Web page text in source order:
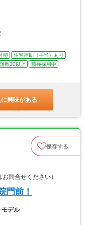
能
住宅補助（手当）あり
数30以上
積極採用中
興味がある
保存する
問合せください）
門前！
モデル